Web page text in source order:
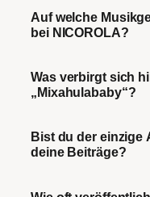
Auf welche
bei NICOROLA?
Was verbirgt sich
„Mixahulababy“?
Bist du der einzige
deine Beiträge?